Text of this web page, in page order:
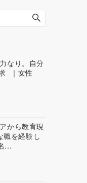
なり。自分
｜女性
から教育現
を経験し
...